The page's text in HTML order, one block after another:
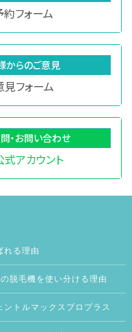
フォーム
からのご意見
見フォーム
・お問い合わせ
アカウント
れる理由
脱毛機を使い分ける理由
ントルマックスプロプラス